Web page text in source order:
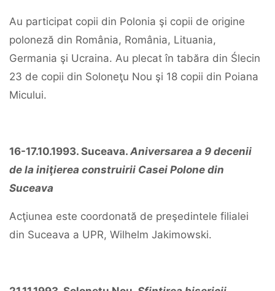
Au participat copii din Polonia şi copii de origine
poloneză din România, România, Lituania,
Germania şi Ucraina. Au plecat în tabăra din Ślecin
23 de copii din Soloneţu Nou şi 18 copii din Poiana
Micului.
16-17.10.1993. Suceava. Aniversarea a 9 decenii
de la iniţierea construirii Casei Polone din
Suceava
Acţiunea este coordonată de preşedintele filialei
din Suceava a UPR, Wilhelm Jakimowski.